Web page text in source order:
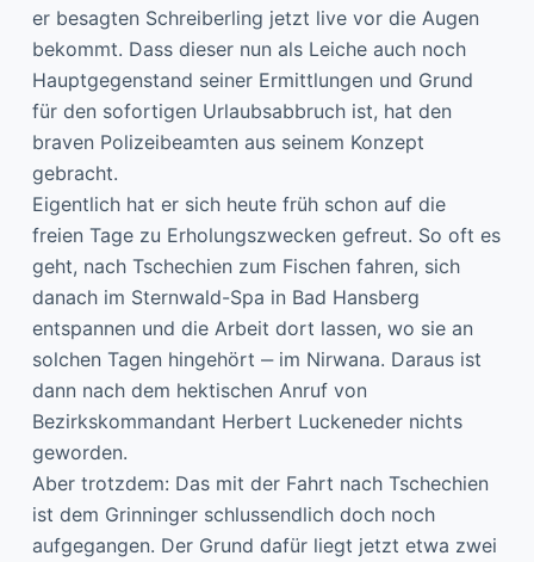
er besagten Schreiberling jetzt live vor die Augen
bekommt. Dass dieser nun als Leiche auch noch
Hauptgegenstand seiner Ermittlungen und Grund
für den sofortigen Urlaubsabbruch ist, hat den
braven Polizeibeamten aus seinem Konzept
gebracht.
Eigentlich hat er sich heute früh schon auf die
freien Tage zu Erholungszwecken gefreut. So oft es
geht, nach Tschechien zum Fischen fahren, sich
danach im Sternwald-Spa in Bad Hansberg
entspannen und die Arbeit dort lassen, wo sie an
solchen Tagen hingehört ‒ im Nirwana. Daraus ist
dann nach dem hektischen Anruf von
Bezirkskommandant Herbert Luckeneder nichts
geworden.
Aber trotzdem: Das mit der Fahrt nach Tschechien
ist dem Grinninger schlussendlich doch noch
aufgegangen. Der Grund dafür liegt jetzt etwa zwei